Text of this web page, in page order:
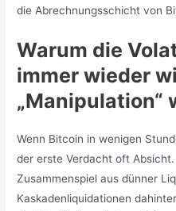
die Abrechnungsschicht von
Warum die
immer wieder
„Manipulation“
Wenn Bitcoin in wenigen
der erste Verdacht oft
Zusammenspiel aus dünner
Kaskadenliquidationen